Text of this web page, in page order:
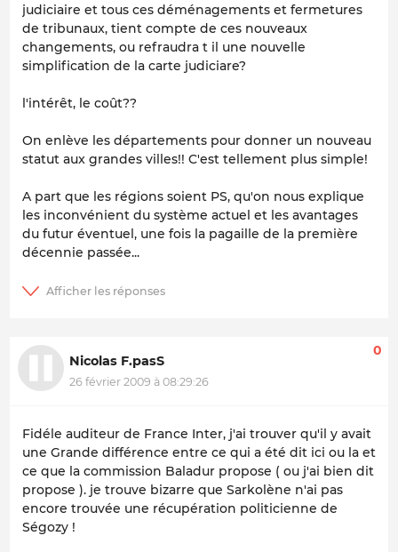
judiciaire et tous ces déménagements et fermetures
de tribunaux, tient compte de ces nouveaux
changements, ou refraudra t il une nouvelle
simplification de la carte judiciare?
l'intérêt, le coût??
On enlève les départements pour donner un nouveau
statut aux grandes villes!! C'est tellement plus simple!
A part que les régions soient PS, qu'on nous explique
les inconvénient du système actuel et les avantages
du futur éventuel, une fois la pagaille de la première
décennie passée...
Nicolas F.pasS
26 février 2009 à 08:29:26
0
Fidéle auditeur de France Inter, j'ai trouver qu'il y avait
une Grande différence entre ce qui a été dit ici ou la et
ce que la commission Baladur propose ( ou j'ai bien dit
propose ). je trouve bizarre que Sarkolène n'ai pas
encore trouvée une récupération politicienne de
Ségozy !